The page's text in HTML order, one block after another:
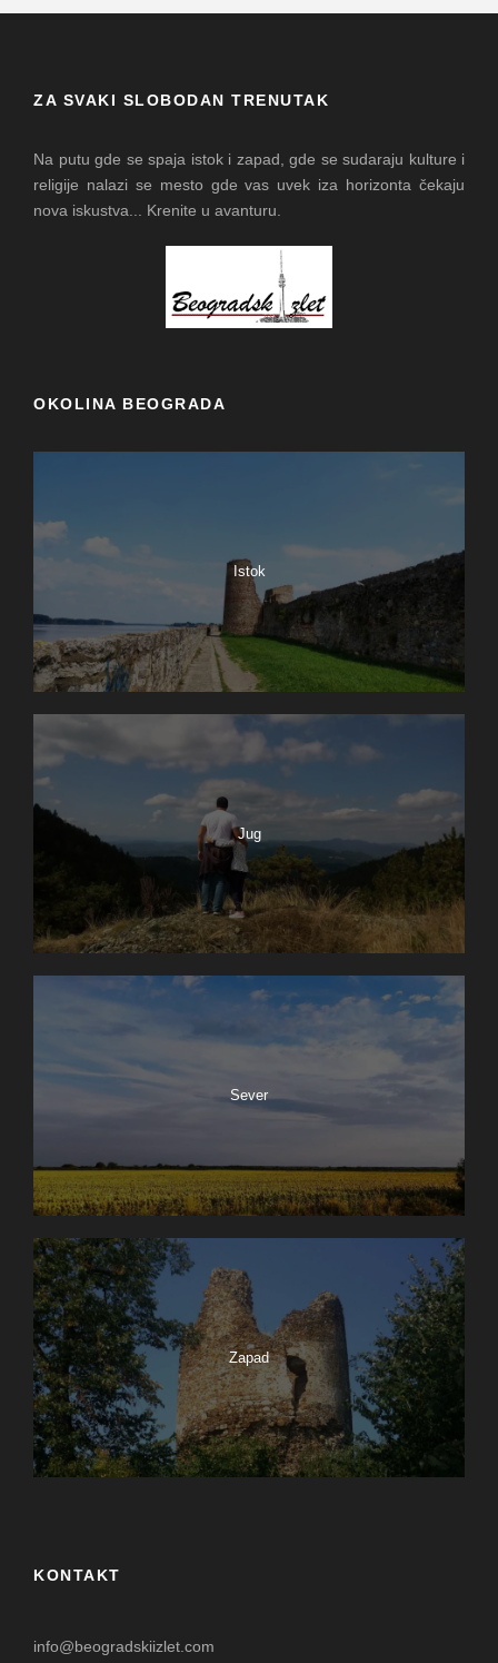
ZA SVAKI SLOBODAN TRENUTAK
Na putu gde se spaja istok i zapad, gde se sudaraju kulture i
religije nalazi se mesto gde vas uvek iza horizonta čekaju
nova iskustva... Krenite u avanturu.
OKOLINA BEOGRADA
Istok
Jug
Sever
Zapad
KONTAKT
info@beogradskiizlet.com